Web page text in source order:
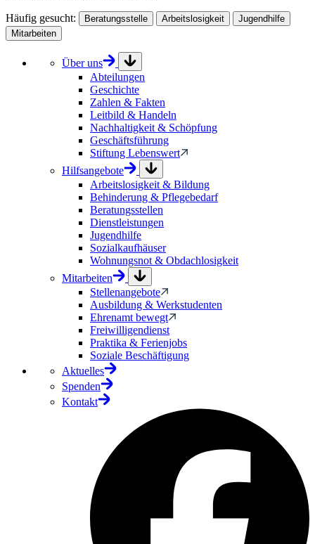
Häufig gesucht: Beratungsstelle Arbeitslosigkeit
Jugendhilfe
Mitarbeiten
Über uns
Abteilungen
Geschichte
Zahlen & Fakten
Leitbild & Handeln
Nachhaltigkeit & Schöpfung
Geschäftsführung
Stiftung Lebenswert
Hilfsangebote
Arbeitslosigkeit & Bildung
Behinderung & Pflegebedarf
Beratungsstellen
Dienstleistungen
Jugendhilfe
Sozialkaufhäuser
Wohnungsnot & Obdachlosigkeit
Mitarbeiten
Stellenangebote
Ausbildung & Werkstudenten
Ehrenamt bewegt
Freiwilligendienst
Praktika & Ferienjobs
Soziale Beschäftigung
Aktuelles
Spenden
Kontakt